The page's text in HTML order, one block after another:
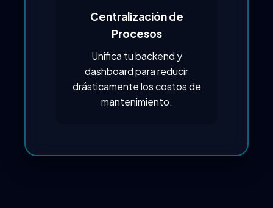
Centralización de
Procesos
Unifica tu backend y
dashboard para reducir
drásticamente los costos de
mantenimiento.